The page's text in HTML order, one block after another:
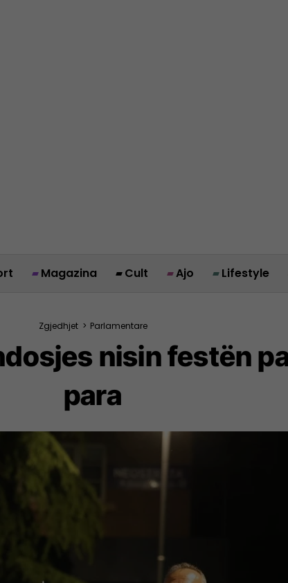
Magazina Cult Ajo Lifestyle
Zgjedhjet > Parlamentare
nisin festën
para